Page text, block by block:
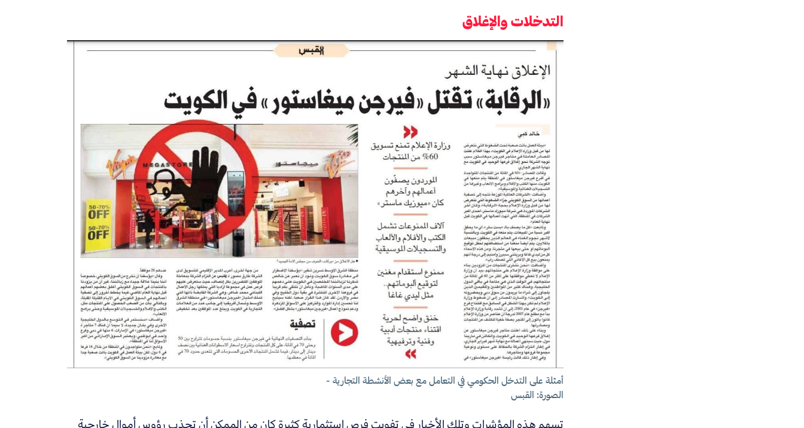
التدخلات والإغلاق
أمثلة على التدخل الحكومي في التعامل مع بعض الأنشطة التجارية -
الصورة: القبس